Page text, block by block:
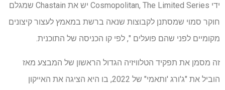
ידי Cosmopolitan, The Limited Series יש את Chastain שמגלם
חוקר סמוי שמסתנן לקבוצות שנאה ברשת במאמץ לעצור קיצונים
מקומיים לפני שהם פועלים ", לפי קו הכניסה של התוכנית.
זה מסמן את תפקיד הטלוויזיה הגדול הראשון של המבצע מאז
הוביל את "ג'ורג 'ותאמי" של 2022, בו היא הציגה את האייקון